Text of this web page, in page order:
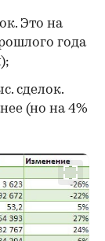
Это на
года
сделок.
(но на 4%